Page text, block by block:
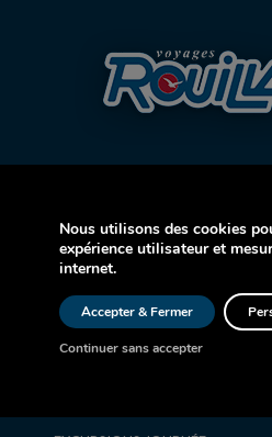
AVION
CROISIÈRE
Nous utilisons des cookies
expérience utilisateur et
internet.
Accepter & Fermer
Continuer sans accepter